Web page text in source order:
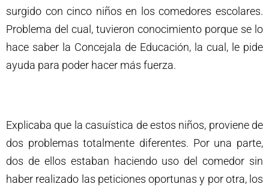
surgido con cinco niños en los comedores escolares.
Problema del cual, tuvieron conocimiento porque se lo
hace saber la Concejala de Educación, la cual, le pide
ayuda para poder hacer más fuerza.
Explicaba que la casuística de estos niños, proviene de
dos problemas totalmente diferentes. Por una parte,
dos de ellos estaban haciendo uso del comedor sin
haber realizado las peticiones oportunas y por otra, los